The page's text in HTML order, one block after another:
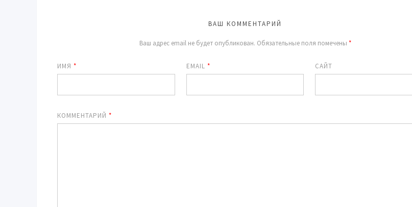
ВАШ КОММЕНТАРИЙ
Ваш адрес email не будет опубликован. Обязательные поля помечены *
ИМЯ * EMAIL * САЙТ
КОММЕНТАРИЙ *